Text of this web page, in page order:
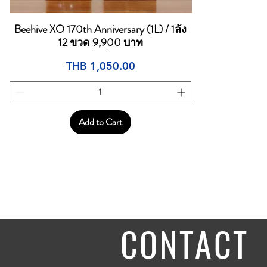
Quick View
Beehive XO 170th Anniversary (1L) / 1ลัง
12 ขวด 9,900 บาท
Price
THB 1,050.00
Add to Cart
CONTACT